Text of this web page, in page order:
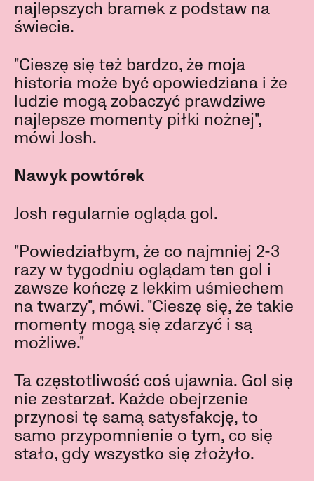
najlepszych bramek z podstaw na
świecie.
"Cieszę się też bardzo, że moja
historia może być opowiedziana i że
ludzie mogą zobaczyć prawdziwe
najlepsze momenty piłki nożnej",
mówi Josh.
Nawyk powtórek
Josh regularnie ogląda gol.
"Powiedziałbym, że co najmniej 2-3
razy w tygodniu oglądam ten gol i
zawsze kończę z lekkim uśmiechem
na twarzy", mówi. "Cieszę się, że takie
momenty mogą się zdarzyć i są
możliwe."
Ta częstotliwość coś ujawnia. Gol się
nie zestarzał. Każde obejrzenie
przynosi tę samą satysfakcję, to
samo przypomnienie o tym, co się
stało, gdy wszystko się złożyło.